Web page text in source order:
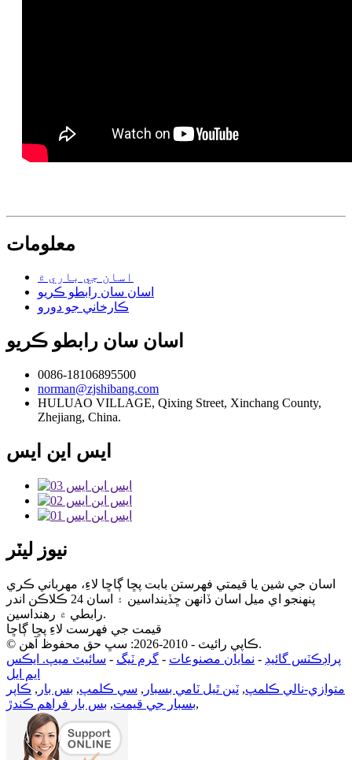
معلومات
اسان جي باري ۾
اسان سان رابطو ڪريو
ڪارخاني جو دورو
اسان سان رابطو ڪريو
0086-18106895500
norman@zjshibang.com
HULUAO VILLAGE, Qixing Street, Xinchang County,
Zhejiang, China.
ايس اين ايس
نيوز ليٽر
اسان جي شين يا قيمتي فهرستن بابت پڇا ڳاڇا لاءِ، مهرباني ڪري
پنهنجو اي ميل اسان ڏانهن ڇڏينداسين ۽ اسان 24 ڪلاڪن اندر
رابطي ۾ رهنداسين.
قيمت جي فهرست لاءِ پڇا ڳاڇا
© ڪاپي رائيٽ - 2010-2026: سڀ حق محفوظ آهن.
پراڊڪٽس گائيڊ - نمايان مصنوعات - گرم ٽيگ - سائيٽ ميپ. ايڪس
ايم ايل
متوازي-نالي ڪلمپ, ٽين ٿيل ٽامي بسبار , سي ڪلمپ, بس بار , ڪاپر
بسبار جي قيمت, بس بار فراهم ڪندڙ ,